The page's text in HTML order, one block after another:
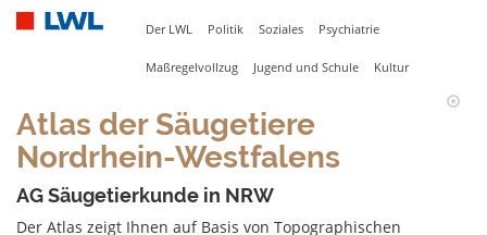
Der LWL Politik Soziales Psychiatrie
Maßregelvollzug Jugend und Schule Kultur
Atlas der Säugetiere
Nordrhein-Westfalens
AG Säugetierkunde in NRW
Der Atlas zeigt Ihnen auf Basis von Topographischen